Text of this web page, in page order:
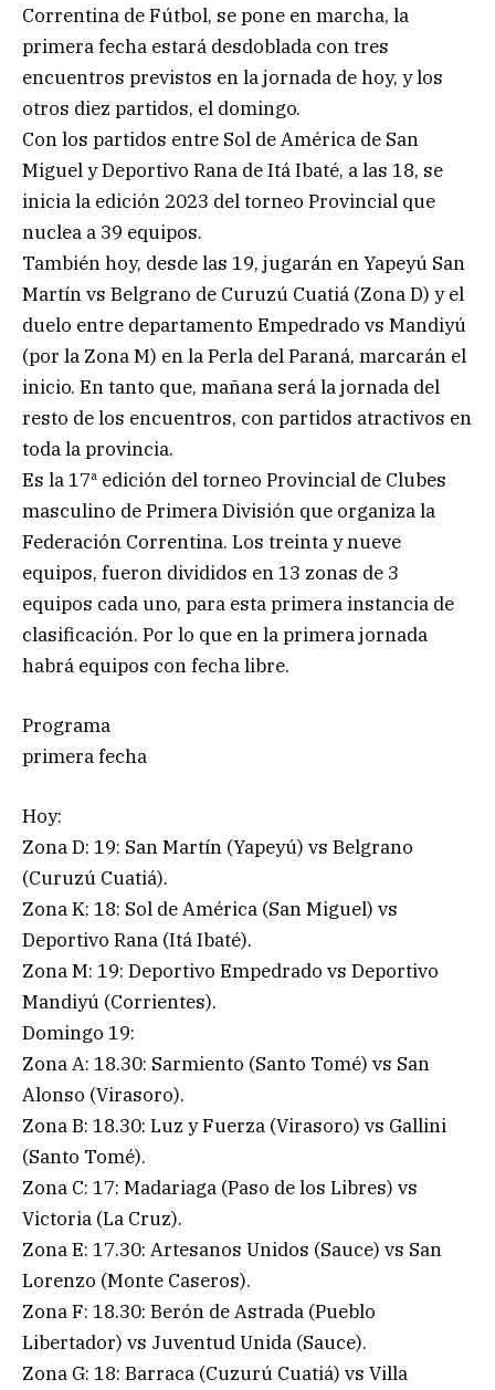
Correntina de Fútbol, se pone en marcha, la
primera fecha estará desdoblada con tres
encuentros previstos en la jornada de hoy, y los
otros diez partidos, el domingo.
Con los partidos entre Sol de América de San
Miguel y Deportivo Rana de Itá Ibaté, a las 18, se
inicia la edición 2023 del torneo Provincial que
nuclea a 39 equipos.
También hoy, desde las 19, jugarán en Yapeyú San
Martín vs Belgrano de Curuzú Cuatiá (Zona D) y el
duelo entre departamento Empedrado vs Mandiyú
(por la Zona M) en la Perla del Paraná, marcarán el
inicio. En tanto que, mañana será la jornada del
resto de los encuentros, con partidos atractivos en
toda la provincia.
Es la 17ª edición del torneo Provincial de Clubes
masculino de Primera División que organiza la
Federación Correntina. Los treinta y nueve
equipos, fueron divididos en 13 zonas de 3
equipos cada uno, para esta primera instancia de
clasificación. Por lo que en la primera jornada
habrá equipos con fecha libre.
Programa
primera fecha
Hoy:
Zona D: 19: San Martín (Yapeyú) vs Belgrano
(Curuzú Cuatiá).
Zona K: 18: Sol de América (San Miguel) vs
Deportivo Rana (Itá Ibaté).
Zona M: 19: Deportivo Empedrado vs Deportivo
Mandiyú (Corrientes).
Domingo 19:
Zona A: 18.30: Sarmiento (Santo Tomé) vs San
Alonso (Virasoro).
Zona B: 18.30: Luz y Fuerza (Virasoro) vs Gallini
(Santo Tomé).
Zona C: 17: Madariaga (Paso de los Libres) vs
Victoria (La Cruz).
Zona E: 17.30: Artesanos Unidos (Sauce) vs San
Lorenzo (Monte Caseros).
Zona F: 18.30: Berón de Astrada (Pueblo
Libertador) vs Juventud Unida (Sauce).
Zona G: 18: Barraca (Cuzurú Cuatiá) vs Villa